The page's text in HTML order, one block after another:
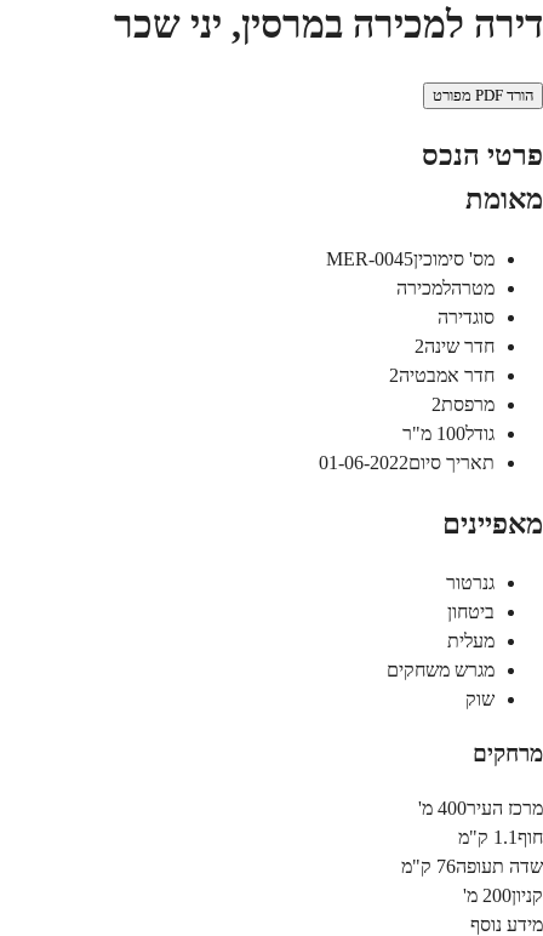
דירה למכירה במרסין, יני שכר
הורד PDF מפורט
פרטי הנכס
מאומת
מס' סימוכיןMER-0045
מטרהלמכירה
סוגדירה
חדר שינה2
חדר אמבטיה2
מרפסת2
גודל100 מ"ר
תאריך סיום01-06-2022
מאפיינים
גנרטור
ביטחון
מעלית
מגרש משחקים
שוק
מרחקים
מרכז העיר400 מ'
חוף1.1 ק"מ
שדה תעופה76 ק"מ
קניון200 מ'
מידע נוסף